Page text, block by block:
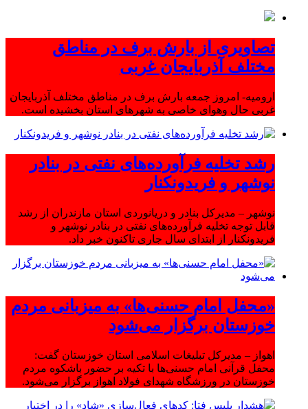
تصاویری از بارش برف در مناطق
مختلف آذربایجان غربی
ارومیه- امروز جمعه بارش برف در مناطق مختلف آذربایجان
غربی حال وهوای خاصی به شهرهای استان بخشیده است.
رشد تخلیه فرآورده‌های نفتی در بنادر
نوشهر و فریدونکنار
نوشهر – مدیرکل بنادر و دریانوردی استان مازندران از رشد
قابل توجه تخلیه فرآورده‌های نفتی در بنادر نوشهر و
فریدونکنار از ابتدای سال جاری تاکنون خبر داد.
«محفل امام حسنی‌ها» به میزبانی مردم
خوزستان برگزار می‌شود
اهواز – مدیرکل تبلیغات اسلامی استان خوزستان گفت:
محفل قرآنی امام حسنی‌ها با تکیه بر حضور باشکوه مردم
خوزستان در ورزشگاه شهدای فولاد اهواز برگزار می‌شود.